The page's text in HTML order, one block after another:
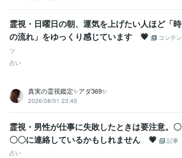
霊視・日曜日の朝、運気を上げたい人ほど「時
の流れ」をゆっくり感じています 💗
コンテン
ツ
占い
真実の霊視鑑定✨アダ369✨
2026/08/01 23:45
霊視・男性が仕事に失敗したときは要注意。〇
〇〇に連絡しているかもしれません 💗
記事
占い